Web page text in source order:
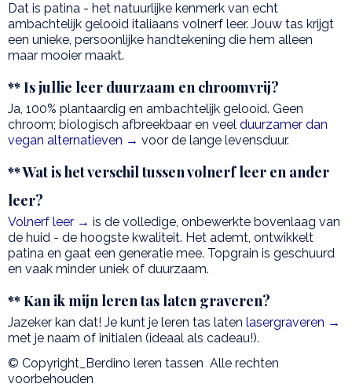
Dat is patina - het natuurlijke kenmerk van echt
ambachtelijk gelooid italiaans volnerf leer. Jouw tas krijgt
een unieke, persoonlijke handtekening die hem alleen
maar mooier maakt.
** Is jullie leer duurzaam en chroomvrij?
Ja, 100% plantaardig en ambachtelijk gelooid. Geen
chroom; biologisch afbreekbaar en veel duurzamer dan
vegan alternatieven → voor de lange levensduur.
** Wat is het verschil tussen volnerf leer en ander
leer?
Volnerf leer → is de volledige, onbewerkte bovenlaag van
de huid - de hoogste kwaliteit. Het ademt, ontwikkelt
patina en gaat een generatie mee. Topgrain is geschuurd
en vaak minder uniek of duurzaam.
** Kan ik mijn leren tas laten graveren?
Jazeker kan dat! Je kunt je leren tas laten lasergraveren →
met je naam of initialen (ideaal als cadeau!).
© Copyright_Berdino leren tassen Alle rechten
voorbehouden